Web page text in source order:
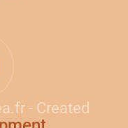
- Created